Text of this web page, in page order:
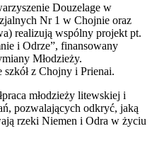
Douzelage w
Nr 1 w Chojnie oraz
realizują wspólny projekt pt.
i Odrze”, finansowany
Młodzieży.
z Chojny i Prienai.
młodzieży litewskiej i
pozwalających odkryć, jaką
rzeki Niemen i Odra w życiu